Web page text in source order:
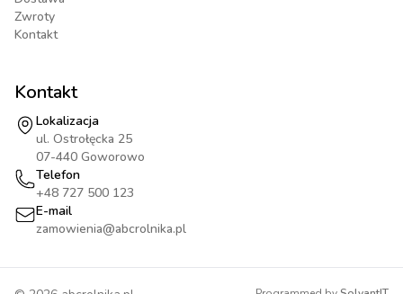
Zwroty
Kontakt
Kontakt
Lokalizacja
ul. Ostrołęcka 25
07-440 Goworowo
Telefon
+48 727 500 123
E-mail
zamowienia@abcrolnika.pl